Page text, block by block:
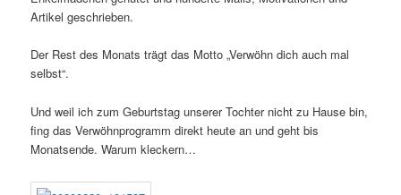
Artikel geschrieben.
Der Rest des Monats trägt das Motto „Verwöhn dich auch mal
selbst“.
Und weil ich zum Geburtstag unserer Tochter nicht zu Hause bin,
fing das Verwöhnprogramm direkt heute an und geht bis
Monatsende. Warum kleckern…